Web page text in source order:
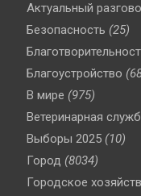
Актуальный
Безопасность (25)
Благоустройство
В мире (975)
Ветеринарная
Выборы 2025 (10)
Город (8034)
Городское